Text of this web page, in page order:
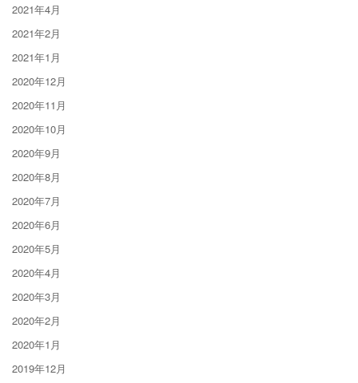
2021年4月
2021年2月
2021年1月
2020年12月
2020年11月
2020年10月
2020年9月
2020年8月
2020年7月
2020年6月
2020年5月
2020年4月
2020年3月
2020年2月
2020年1月
2019年12月